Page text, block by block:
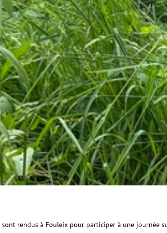
sont rendus à Fouleix pour participer à une journée